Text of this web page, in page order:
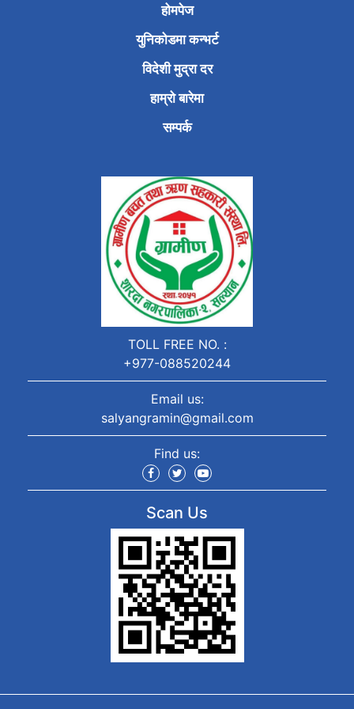
होमपेज
युनिकोडमा कन्भर्ट
विदेशी मुद्रा दर
हाम्रो बारेमा
सम्पर्क
TOLL FREE NO. :
+977-088520244
Email us:
salyangramin@gmail.com
Find us:
Scan Us